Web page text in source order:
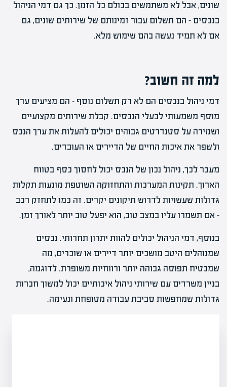
שונים, אבל לא משתמשים בכולם כל הזמן. כך גם דמי הניהול
בנכסים – הם תשלום עבור זמינותם של שירותים שונים, גם
אם לא תמיד נעשה בהם שימוש מלא.
למה זה חשוב?
דמי ניהול בנכסים הם לא רק תשלום נוסף – הם מציעים ערך
מוסף משמעותי לבעלי הנכסים. קבלת שירותים מקצועיים
ושמירה על סטנדרטים גבוהים יכולים להעלות את ערך הנכס
ולשפר את איכות החיים של הדיירים או העובדים.
מעבר לכך, ניהול נכון של הנכס יכול לחסוך כסף בטווח
הארוך. תקינות המערכות והתחזוקה השוטפת מונעות תקלות
גדולות שעשויות לדרוש תיקונים יקרים. זה כמו לתחזק רכב
– אם תשמרו עליו במצב טוב, הוא יפעל טוב יותר לאורך זמן.
בנוסף, דמי הניהול יכולים להוות יתרון תחרותי. נכסים
שמנוהלים היטב מושכים יותר דיירים או שוכרים, מה
שמבטיח תפוסה גבוהה יותר ורווחיות משופרת. לדוגמה,
בניין משרדים עם שירותי ניהול איכותיים יכול למשוך חברות
גדולות שמחפשות סביבת עבודה מטופחת ונעימה.